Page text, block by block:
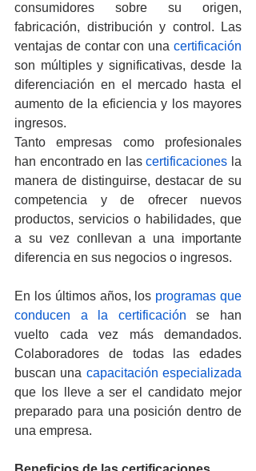
consumidores sobre su origen,
fabricación, distribución y control. Las
ventajas de contar con una certificación
son múltiples y significativas, desde la
diferenciación en el mercado hasta el
aumento de la eficiencia y los mayores
ingresos.
Tanto empresas como profesionales
han encontrado en las certificaciones la
manera de distinguirse, destacar de su
competencia y de ofrecer nuevos
productos, servicios o habilidades, que
a su vez conllevan a una importante
diferencia en sus negocios o ingresos.
En los últimos años, los programas que
conducen a la certificación se han
vuelto cada vez más demandados.
Colaboradores de todas las edades
buscan una capacitación especializada
que los lleve a ser el candidato mejor
preparado para una posición dentro de
una empresa.